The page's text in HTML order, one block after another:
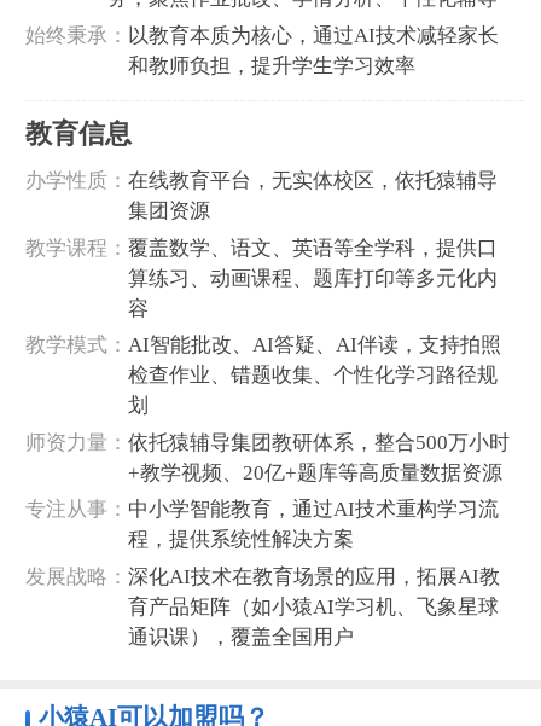
‌始终秉承‌： 以教育本质为核心，通过AI技术减轻家长
和教师负担，提升学生学习效率
教育信息
‌办学性质‌： 在线教育平台，无实体校区，依托猿辅导
集团资源
‌教学课程‌： 覆盖数学、语文、英语等全学科，提供口
算练习、动画课程、题库打印等多元化内
容
‌教学模式‌： AI智能批改、AI答疑、AI伴读，支持拍照
检查作业、错题收集、个性化学习路径规
划
‌师资力量‌： 依托猿辅导集团教研体系，整合500万小时
+教学视频、20亿+题库等高质量数据资源
‌专注从事‌： 中小学智能教育，通过AI技术重构学习流
程，提供系统性解决方案
‌发展战略‌： 深化AI技术在教育场景的应用，拓展AI教
育产品矩阵（如小猿AI学习机、飞象星球
通识课），覆盖全国用户
小猿AI可以加盟吗？